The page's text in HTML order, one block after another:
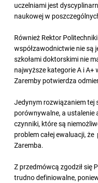
uczelniami jest
naukowej w
Również Rektor
współzawodnictwie nie są
szkołami doktorskimi nie
najwyższe kategorie A i A+
Zaremby potwierdza
Jedynym rozwiązaniem tej
porównywalne, a ustalenie
czynniki, które są
problem całej ewaluacji,
Zaremba.
Z przedmówcą zgodził się
trudno definiowalne,